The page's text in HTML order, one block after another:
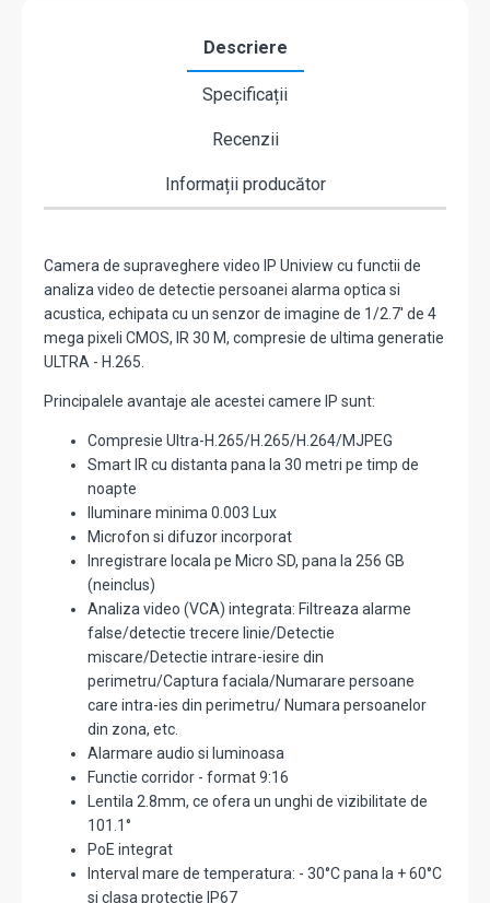
Descriere
Specificații
Recenzii
Informații producător
Camera de supraveghere video IP Uniview cu functii de
analiza video de detectie persoanei alarma optica si
acustica, echipata cu un senzor de imagine de 1/2.7' de 4
mega pixeli CMOS, IR 30 M, compresie de ultima generatie
ULTRA - H.265.
Principalele avantaje ale acestei camere IP sunt:
Compresie Ultra-H.265/H.265/H.264/MJPEG
Smart IR cu distanta pana la 30 metri pe timp de
noapte
Iluminare minima 0.003 Lux
Microfon si difuzor incorporat
Inregistrare locala pe Micro SD, pana la 256 GB
(neinclus)
Analiza video (VCA) integrata: Filtreaza alarme
false/detectie trecere linie/Detectie
miscare/Detectie intrare-iesire din
perimetru/Captura faciala/Numarare persoane
care intra-ies din perimetru/ Numara persoanelor
din zona, etc.
Alarmare audio si luminoasa
Functie corridor - format 9:16
Lentila 2.8mm, ce ofera un unghi de vizibilitate de
101.1°
PoE integrat
Interval mare de temperatura: - 30°C pana la + 60°C
si clasa protectie IP67